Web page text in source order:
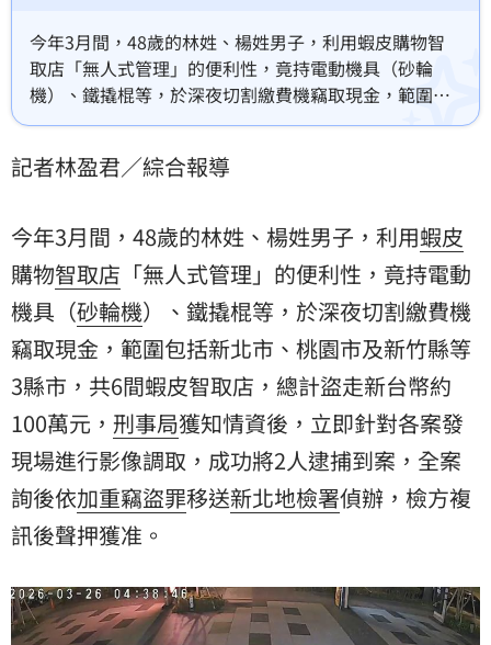
今年3月間，48歲的林姓、楊姓男子，利用蝦皮購物智
取店「無人式管理」的便利性，竟持電動機具（砂輪
機）、鐵撬棍等，於深夜切割繳費機竊取現金，範圍包
括新北市、桃園市及新竹縣等3縣市，共6間蝦皮智取
立即針對各案發現場進行影像調取，成功將2人逮捕到
複訊後聲押獲准。
記者林盈君／綜合報導
今年3月間，48歲的林姓、楊姓男子，利用蝦皮
購物智取店 「無人式管理」的便利性，竟持電動
機具（砂輪機）、鐵撬棍等，於深夜切割繳費機
竊取現金，範圍包括新北市、桃園市及新竹縣等
3縣市，共6間蝦皮智取店，總計盜走新台幣約
100萬元， 刑事局獲知情資後，立即針對各案發
現場進行影像調取，成功將2人逮捕到案，全案
詢後依加重竊盜罪移送新北地檢署偵辦，檢方複
訊後聲押獲准。